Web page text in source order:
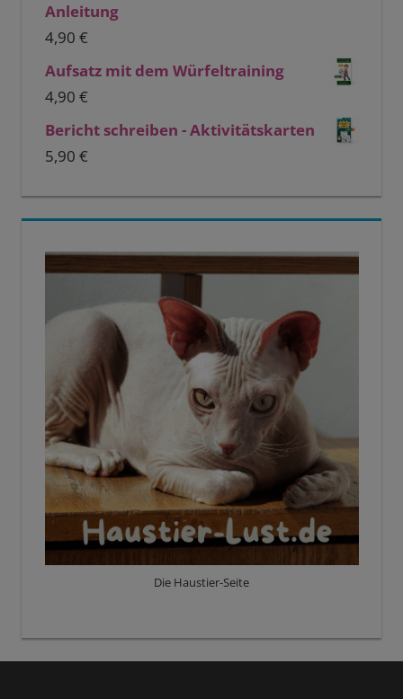
Anleitung
4,90 €
Aufsatz mit dem Würfeltraining
4,90 €
Bericht schreiben - Aktivitätskarten
5,90 €
Die Haustier-Seite